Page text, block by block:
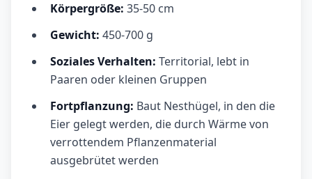
Körpergröße: 35-50 cm
Gewicht: 450-700 g
Soziales Verhalten: Territorial, lebt in
Paaren oder kleinen Gruppen
Fortpflanzung: Baut Nesthügel, in den die
Eier gelegt werden, die durch Wärme von
verrottendem Pflanzenmaterial
ausgebrütet werden